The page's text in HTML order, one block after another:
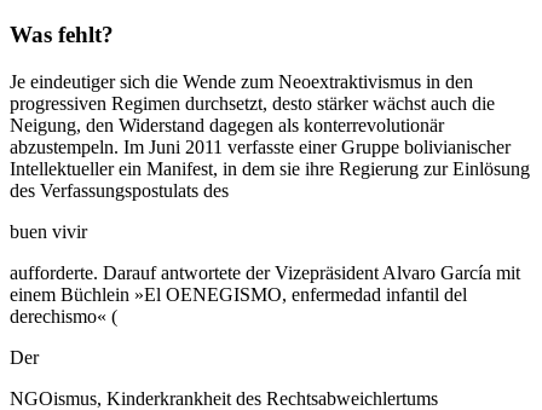
Was fehlt?
Je eindeutiger sich die Wende zum Neoextraktivismus in den
progressiven Regimen durchsetzt, desto stärker wächst auch die
Neigung, den Widerstand dagegen als konterrevolutionär
abzustempeln. Im Juni 2011 verfasste einer Gruppe bolivianischer
Intellektueller ein Manifest, in dem sie ihre Regierung zur Einlösung
des Verfassungspostulats des
buen vivir
aufforderte. Darauf antwortete der Vizepräsident Alvaro García mit
einem Büchlein »El OENEGISMO, enfermedad infantil del
derechismo« (
Der
NGOismus, Kinderkrankheit des Rechtsabweichlertums